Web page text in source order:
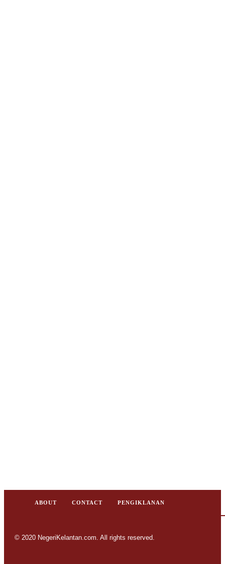
ABOUT CONTACT PENGIKLANAN
© 2020 NegeriKelantan.com. All rights reserved.